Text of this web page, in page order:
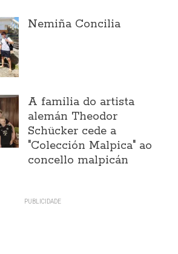
Nemiña Concilia
A familia do artista
alemán Theodor
Schücker cede a
"Colección Malpica" ao
concello malpicán